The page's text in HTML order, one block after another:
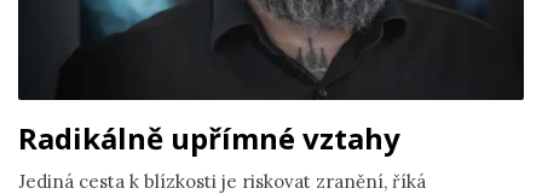
Radikálně upřímné vztahy
Jediná cesta k blízkosti je riskovat zranění, říká